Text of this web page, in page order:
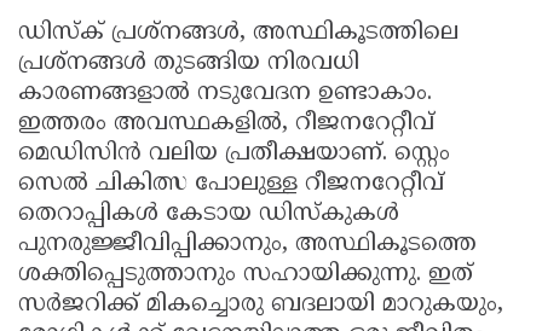
ഡിസ്ക് പ്രശ്നങ്ങൾ, അസ്ഥികൂടത്തിലെ
പ്രശ്നങ്ങൾ തുടങ്ങിയ നിരവധി
കാരണങ്ങളാൽ നടുവേദന ഉണ്ടാകാം.
ഇത്തരം അവസ്ഥകളിൽ, റീജനറേറ്റീവ്
മെഡിസിൻ വലിയ പ്രതീക്ഷയാണ്. സ്റ്റെം
സെൽ ചികിത്സ പോലുള്ള റീജനറേറ്റീവ്
തെറാപ്പികൾ കേടായ ഡിസ്കുകൾ
പുനരുജ്ജീവിപ്പിക്കാനും, അസ്ഥികൂടത്തെ
ശക്തിപ്പെടുത്താനും സഹായിക്കുന്നു. ഇത്
സർജറിക്ക് മികച്ചൊരു ബദലായി മാറുകയും,